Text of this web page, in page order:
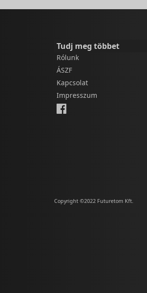
Tudj meg többet
Rólunk
ÁSZF
Kapcsolat
Impresszum
Copyright ©2022 Futuretom Kft.